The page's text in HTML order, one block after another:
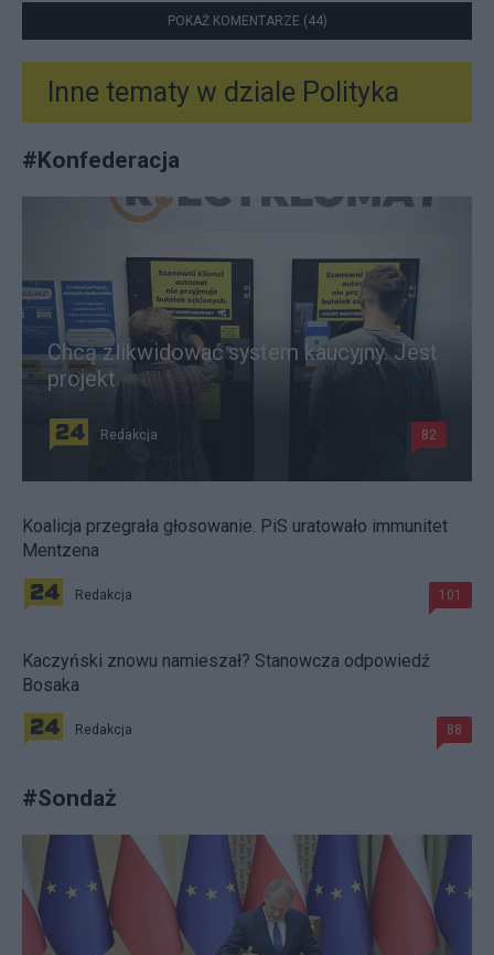
POKAŻ KOMENTARZE (44)
Inne tematy w dziale Polityka
#Konfederacja
Chcą zlikwidować system kaucyjny. Jest
projekt
Redakcja 82
Koalicja przegrała głosowanie. PiS uratowało immunitet
Mentzena
Redakcja 101
Kaczyński znowu namieszał? Stanowcza odpowiedź
Bosaka
Redakcja 88
#Sondaż